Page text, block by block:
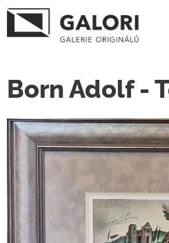
Born Adolf -